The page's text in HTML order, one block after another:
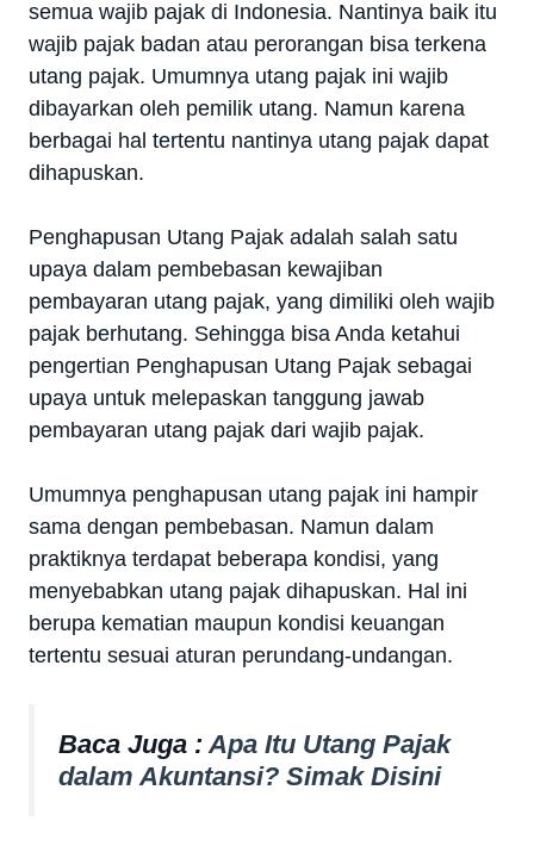
semua wajib pajak di Indonesia. Nantinya baik itu
wajib pajak badan atau perorangan bisa terkena
utang pajak. Umumnya utang pajak ini wajib
dibayarkan oleh pemilik utang. Namun karena
berbagai hal tertentu nantinya utang pajak dapat
dihapuskan.
Penghapusan Utang Pajak adalah salah satu
upaya dalam pembebasan kewajiban
pembayaran utang pajak, yang dimiliki oleh wajib
pajak berhutang. Sehingga bisa Anda ketahui
pengertian Penghapusan Utang Pajak sebagai
upaya untuk melepaskan tanggung jawab
pembayaran utang pajak dari wajib pajak.
Umumnya penghapusan utang pajak ini hampir
sama dengan pembebasan. Namun dalam
praktiknya terdapat beberapa kondisi, yang
menyebabkan utang pajak dihapuskan. Hal ini
berupa kematian maupun kondisi keuangan
tertentu sesuai aturan perundang-undangan.
Baca Juga :Apa Itu Utang Pajak
dalam Akuntansi? Simak Disini